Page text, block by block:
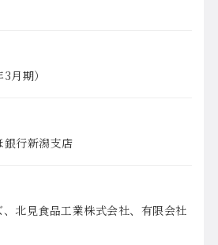
月期）
銀行新潟支店
北見食品工業株式会社、有限会社